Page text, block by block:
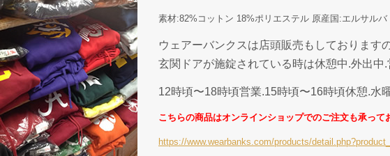
素材:82%コットン 18%ポリエステル 原産国:エルサル
ウェアーバンクスは店頭販売もしております
玄関ドアが施錠されている時は休憩中.外出中
12時頃〜18時頃営業.15時頃〜16時頃休憩.水
こちらの商品はオンラインショップでのご注文も承って
https://www.wearbanks.com/products/